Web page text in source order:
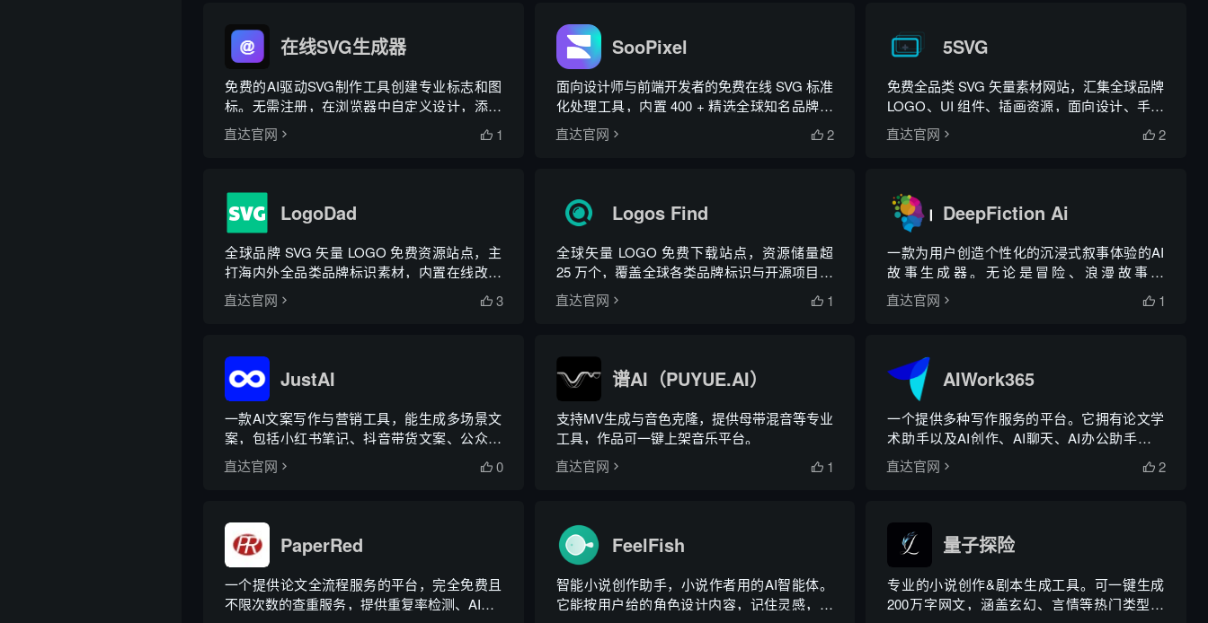
在线SVG生成器
免费的AI驱动SVG制作工具创建专业标志和图
标。无需注册，在浏览器中自定义设计，添加
动画，并下载免版权模板，适用于商业或个人
用途。
直达官网  1
SooPixel
面向设计师与前端开发者的免费在线 SVG 标准
化处理工具，内置 400 + 精选全球知名品牌矢
量 LOGO 素材
直达官网  2
5SVG
免费全品类 SVG 矢量素材网站，汇集全球品牌
LOGO、UI 组件、插画资源，面向设计、手工
爱好者与前端开发者开放免费素材下载。
直达官网  2
LogoDad
全球品牌 SVG 矢量 LOGO 免费资源站点，主
打海内外全品类品牌标识素材，内置在线改色
工具，方便素材二次调整使用
直达官网  3
Logos Find
全球矢量 LOGO 免费下载站点，资源储量超
25 万个，覆盖全球各类品牌标识与开源项目图
标。
直达官网  1
DeepFiction Ai
一款为用户创造个性化的沉浸式叙事体验的AI
故事生成器。无论是冒险、浪漫故事，
DeepFiction都能根据用户的提示生成新颖的短
篇小说。
直达官网  1
JustAI
一款AI文案写作与营销工具，能生成多场景文
案，包括小红书笔记、抖音带货文案、公众号
文章等，还具备识图写笔记功能。
直达官网  0
谱AI（PUYUE.AI）
支持MV生成与音色克隆，提供母带混音等专业
工具，作品可一键上架音乐平台。
直达官网  1
AIWork365
一个提供多种写作服务的平台。它拥有论文学
术助手以及AI创作、AI聊天、AI办公助手、AI
PPT生成等功能，涉及学术写作、办公、商
业、媒体等领域，为不同用户群体提供不同的
直达官网  2
PaperRed
一个提供论文全流程服务的平台，完全免费且
不限次数的查重服务，提供重复率检测、AIGC
FeelFish
智能小说创作助手，小说作者用的AI智能体。
它能按用户给的角色设计内容，记住灵感，自
量子探险
专业的小说创作&剧本生成工具。可一键生成
200万字网文，涵盖玄幻、言情等热门类型，